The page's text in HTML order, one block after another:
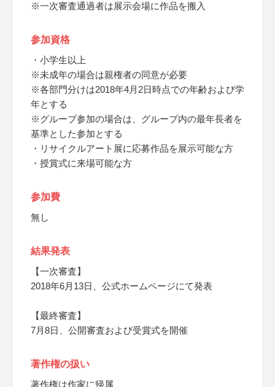
※一次審査通過者は展示会場に作品を搬入
参加資格
・小学生以上
※未成年の場合は親権者の同意が必要
※各部門分けは2018年4月2日時点での年齢および学
年とする
※グループ参加の場合は、グループ内の最年長者を
基準とした参加とする
・リサイクルアート展に応募作品を展示可能な方
・授賞式に来場可能な方
参加費
無し
結果発表
【一次審査】
2018年6月13日、公式ホームページにて発表
【最終審査】
7月8日、公開審査および受賞式を開催
著作権の扱い
著作権は作家に帰属